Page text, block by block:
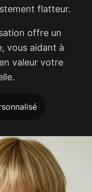
flatteur.
offre un
vous aidant à
valeur votre